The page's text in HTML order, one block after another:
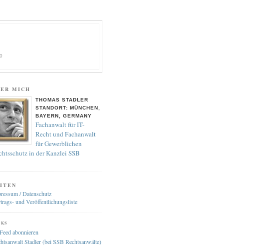
MICH
THOMAS STADLER
STANDORT: MÜNCHEN,
BAYERN, GERMANY
Fachanwalt für IT-
Recht und Fachanwalt
für Gewerblichen
in der Kanzlei SSB
/ Datenschutz
und Veröffentlichungsliste
Stadler (bei SSB Rechtsanwälte)